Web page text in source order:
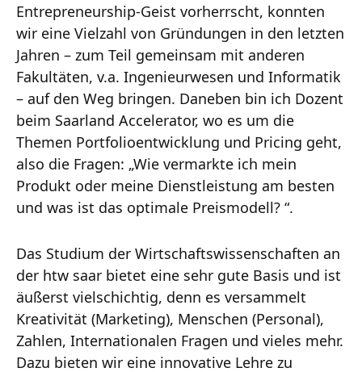
Entrepreneurship-Geist vorherrscht, konnten
wir eine Vielzahl von Gründungen in den letzten
Jahren – zum Teil gemeinsam mit anderen
Fakultäten, v.a. Ingenieurwesen und Informatik
– auf den Weg bringen. Daneben bin ich Dozent
beim Saarland Accelerator, wo es um die
Themen Portfolioentwicklung und Pricing geht,
also die Fragen: „Wie vermarkte ich mein
Produkt oder meine Dienstleistung am besten
und was ist das optimale Preismodell? “.
Das Studium der Wirtschaftswissenschaften an
der htw saar bietet eine sehr gute Basis und ist
äußerst vielschichtig, denn es versammelt
Kreativität (Marketing), Menschen (Personal),
Zahlen, Internationalen Fragen und vieles mehr.
Dazu bieten wir eine innovative Lehre zu